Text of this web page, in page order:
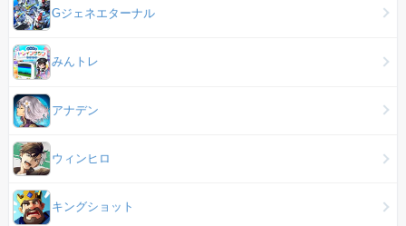
Gジェネエターナル
みんトレ
アナデン
ウィンヒロ
キングショット